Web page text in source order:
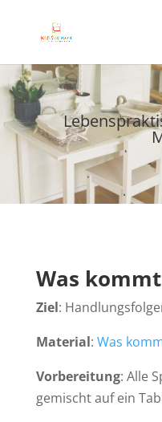
Was
Ziel:
Material: Was
Vorbereitung: Alle
gemischt auf ein